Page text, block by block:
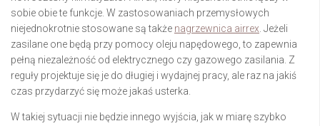
sobie obie te funkcje. W zastosowaniach przemysłowych
niejednokrotnie stosowane są także nagrzewnica airrex. Jeżeli
zasilane one będą przy pomocy oleju napędowego, to zapewnia
pełną niezależność od elektrycznego czy gazowego zasilania. Z
reguły projektuje się je do długiej i wydajnej pracy, ale raz na jakiś
czas przydarzyć się może jakaś usterka.
W takiej sytuacji nie będzie innego wyjścia, jak w miarę szybko